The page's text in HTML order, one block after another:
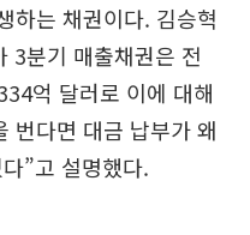
하는 채권이다. 김승혁
3분기 매출채권은 전
억 달러로 이에 대해
번다면 대금 납부가 왜
”고 설명했다.